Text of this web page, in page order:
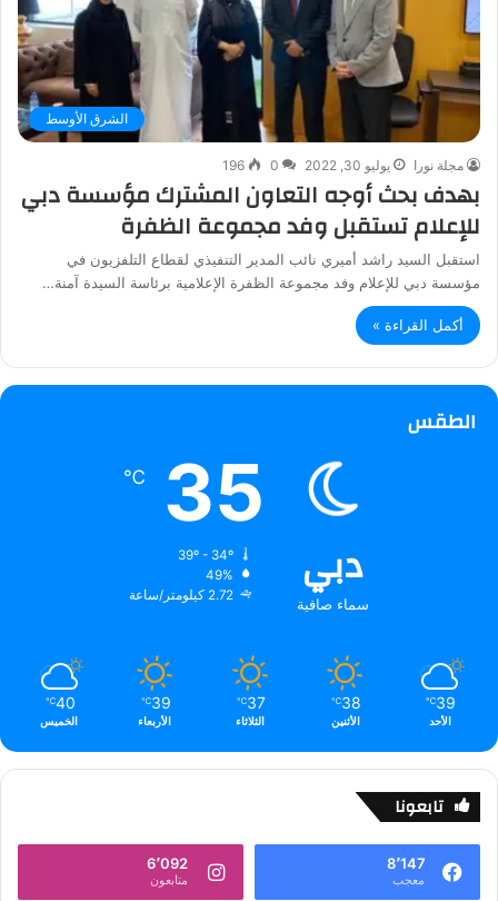
الشرق الأوسط
مجلة نورا يوليو 30, 2022 0
196
بهدف بحث أوجه التعاون المشترك مؤسسة دبي
للإعلام تستقبل وفد مجموعة الظفرة
استقبل السيد راشد أميري نائب المدير التنفيذي لقطاع التلفزيون في
مؤسسة دبي للإعلام وفد مجموعة الظفرة الإعلامية برئاسة السيدة آمنة…
أكمل القراءة »
الطقس
دبي
سماء صافية
35
℃
49%
2.72 كيلومتر/ساعة
39
℃
الأحد
38
℃
الأثنين
37
℃
الثلاثاء
39
℃
الأربعاء
40
℃
الخميس
تابعونا
8٬147
معجب
6٬092
متابعون